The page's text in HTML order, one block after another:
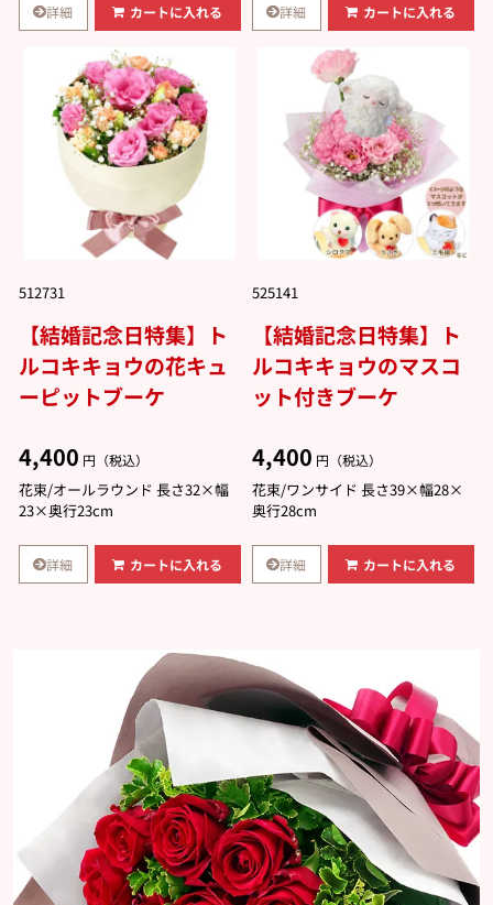
詳細 カートに入れる 詳細 カートに入れる
512731
【結婚記念日特集】ト
ルコキキョウの花キュ
ーピットブーケ
4,400 円（税込）
花束/オールラウンド 長さ32×幅
23×奥行23cm
詳細 カートに入れる
525141
【結婚記念日特集】ト
ルコキキョウのマスコ
ット付きブーケ
4,400 円（税込）
花束/ワンサイド 長さ39×幅28×
奥行28cm
詳細 カートに入れる